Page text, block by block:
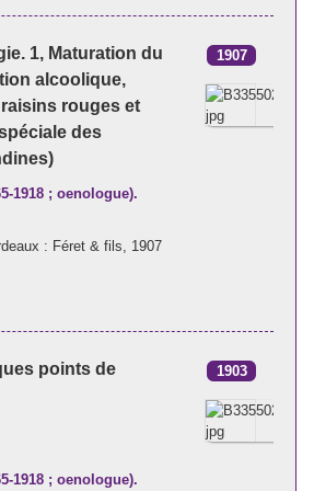
1, Maturation du
alcoolique,
rouges et
des
1907
1918 ; oenologue).
: Féret & fils, 1907
points de
1903
1918 ; oenologue).